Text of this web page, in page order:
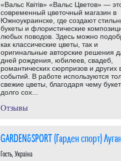
«Вальс Квітів» «Вальс Цветов» —
современный цветочный магазин в
Южноукраинске, где создают
букеты и флористические
любых поводов. Здесь можно
как классические цветы, так и
оригинальные авторские решения
дней рождения, юбилеев, свадеб,
романтических сюрпризов и других
событий. В работе используются
свежие цветы, благодаря чему
долго сох...
Отзывы
GARDEN&SPORT (Гарден спорт)
Гость, Україна